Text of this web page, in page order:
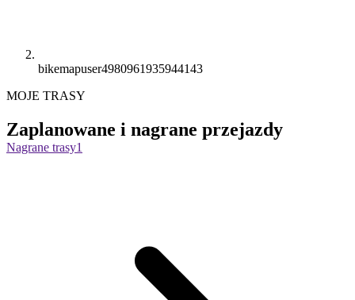
bikemapuser4980961935944143
MOJE TRASY
Zaplanowane i nagrane przejazdy
Nagrane trasy1